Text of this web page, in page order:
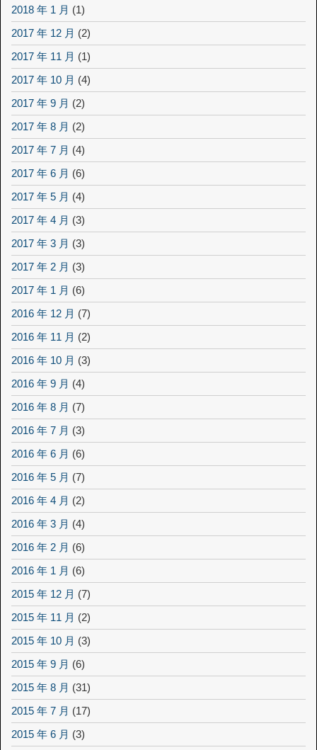
2018 年 1 月 (1)
2017 年 12 月 (2)
2017 年 11 月 (1)
2017 年 10 月 (4)
2017 年 9 月 (2)
2017 年 8 月 (2)
2017 年 7 月 (4)
2017 年 6 月 (6)
2017 年 5 月 (4)
2017 年 4 月 (3)
2017 年 3 月 (3)
2017 年 2 月 (3)
2017 年 1 月 (6)
2016 年 12 月 (7)
2016 年 11 月 (2)
2016 年 10 月 (3)
2016 年 9 月 (4)
2016 年 8 月 (7)
2016 年 7 月 (3)
2016 年 6 月 (6)
2016 年 5 月 (7)
2016 年 4 月 (2)
2016 年 3 月 (4)
2016 年 2 月 (6)
2016 年 1 月 (6)
2015 年 12 月 (7)
2015 年 11 月 (2)
2015 年 10 月 (3)
2015 年 9 月 (6)
2015 年 8 月 (31)
2015 年 7 月 (17)
2015 年 6 月 (3)